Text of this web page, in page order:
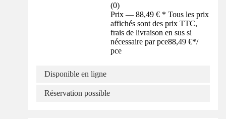
(0)
Prix — 88,49 € * Tous les prix
affichés sont des prix TTC,
frais de livraison en sus si
nécessaire par pce88,49 €*/
pce
Disponible en ligne
Réservation possible